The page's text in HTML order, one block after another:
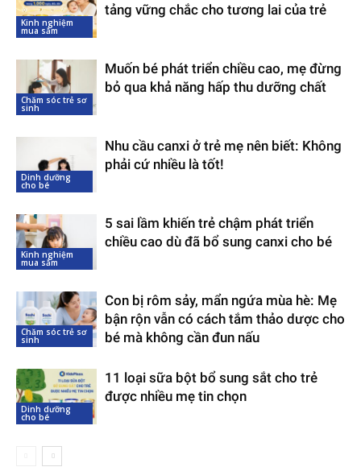
Kinh nghiệm
mua sắm
tảng vững chắc cho tương lai của trẻ
Chăm sóc trẻ sơ
sinh
Muốn bé phát triển chiều cao, mẹ đừng
bỏ qua khả năng hấp thu dưỡng chất
Dinh dưỡng
cho bé
Nhu cầu canxi ở trẻ mẹ nên biết: Không
phải cứ nhiều là tốt!
Kinh nghiệm
mua sắm
5 sai lầm khiến trẻ chậm phát triển
chiều cao dù đã bổ sung canxi cho bé
Chăm sóc trẻ sơ
sinh
Con bị rôm sảy, mẩn ngứa mùa hè: Mẹ
bận rộn vẫn có cách tắm thảo dược cho
bé mà không cần đun nấu
Dinh dưỡng
cho bé
11 loại sữa bột bổ sung sắt cho trẻ
được nhiều mẹ tin chọn